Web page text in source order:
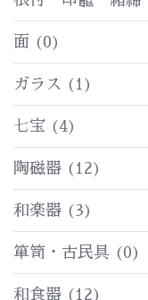
面 (0)
ガラス (1)
七宝 (4)
陶磁器 (12)
和楽器 (3)
箪笥・古民具 (0)
和食器 (12)